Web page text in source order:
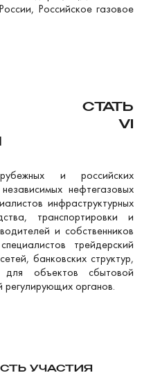
Российское газовое
СТАТЬ
VI
и российских
нефтегазовых
инфраструктурных
транспортировки и
и собственников
трейдерский
банковских структур,
для объектов сбытовой
регулирующих органов.
УЧАСТИЯ